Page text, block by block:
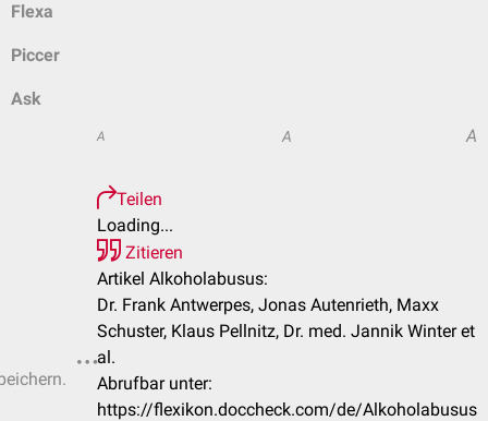
Flexa
Piccer
Ask
A A A
Teilen
Loading...
Zitieren
Artikel Alkoholabusus:
Dr. Frank Antwerpes, Jonas Autenrieth, Maxx
Schuster, Klaus Pellnitz, Dr. med. Jannik Winter et
al.
Abrufbar unter:
https://flexikon.doccheck.com/de/Alkoholabusus